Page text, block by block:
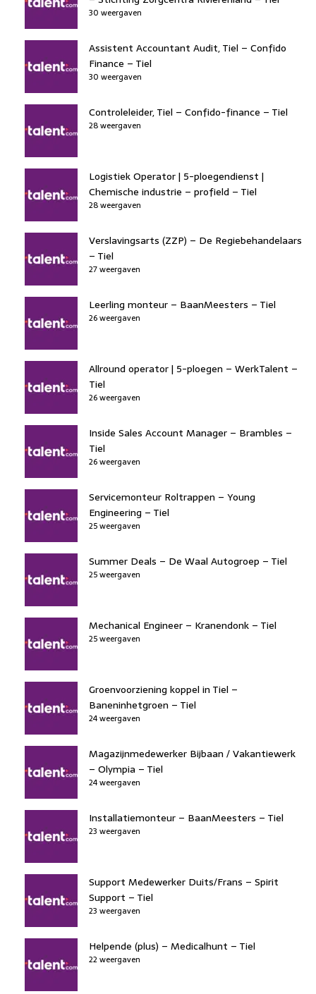
30 weergaven
Assistent Accountant Audit, Tiel – Confido
Finance – Tiel
30 weergaven
Controleleider, Tiel – Confido-finance – Tiel
28 weergaven
Logistiek Operator | 5-ploegendienst |
Chemische industrie – profield – Tiel
28 weergaven
Verslavingsarts (ZZP) – De Regiebehandelaars
– Tiel
27 weergaven
Leerling monteur – BaanMeesters – Tiel
26 weergaven
Allround operator | 5-ploegen – WerkTalent –
Tiel
26 weergaven
Inside Sales Account Manager – Brambles –
Tiel
26 weergaven
Servicemonteur Roltrappen – Young
Engineering – Tiel
25 weergaven
Summer Deals – De Waal Autogroep – Tiel
25 weergaven
Mechanical Engineer – Kranendonk – Tiel
25 weergaven
Groenvoorziening koppel in Tiel –
Baneninhetgroen – Tiel
24 weergaven
Magazijnmedewerker Bijbaan / Vakantiewerk
– Olympia – Tiel
24 weergaven
Installatiemonteur – BaanMeesters – Tiel
23 weergaven
Support Medewerker Duits/Frans – Spirit
Support – Tiel
23 weergaven
Helpende (plus) – Medicalhunt – Tiel
22 weergaven